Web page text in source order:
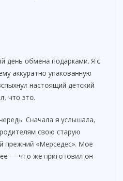
день обмена подарками. Я с
аккуратно упакованную
настоящий детский
что это.
Сначала я услышала,
свою старую
прежний «Мерседес». Моё
— что же приготовил он